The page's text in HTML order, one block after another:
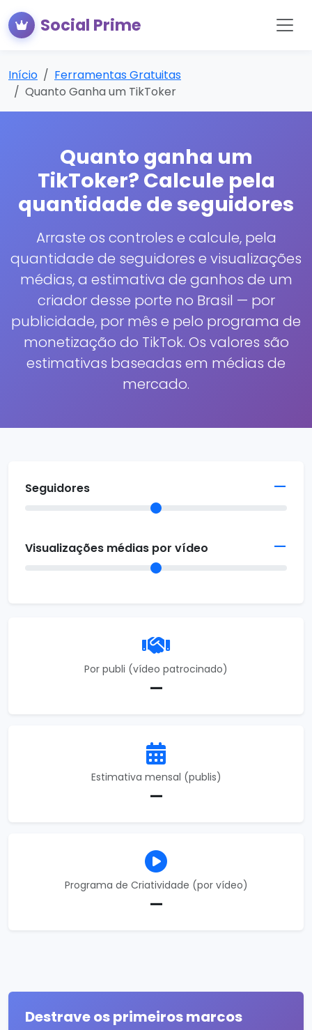
Social Prime
Início
Ferramentas Gratuitas
Quanto Ganha um TikToker
Quanto ganha um
TikToker? Calcule pela
quantidade de seguidores
Arraste os controles e calcule, pela
quantidade de seguidores e visualizações
médias, a estimativa de ganhos de um
criador desse porte no Brasil — por
publicidade, por mês e pelo programa de
monetização do TikTok. Os valores são
estimativas baseadas em médias de
mercado.
Seguidores —
Visualizações médias por vídeo —
Por publi (vídeo patrocinado)
—
Estimativa mensal (publis)
—
Programa de Criatividade (por vídeo)
—
Destrave os primeiros marcos